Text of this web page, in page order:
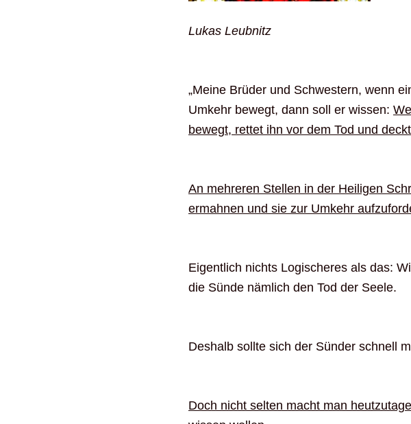
Lukas Leubnitz
„Meine Brüder und Schwestern, wenn
Umkehr bewegt, dann soll er wissen:
bewegt, rettet ihn vor dem Tod und
An mehreren Stellen in der Heiligen
ermahnen und sie zur Umkehr
Eigentlich nichts Logischeres als das:
die Sünde nämlich den Tod der Seele.
Deshalb sollte sich der Sünder schnell
Doch nicht selten macht man